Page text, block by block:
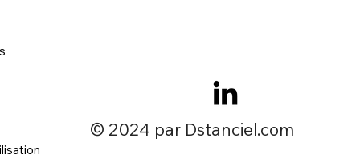
​© 2024 par Dstanciel.com